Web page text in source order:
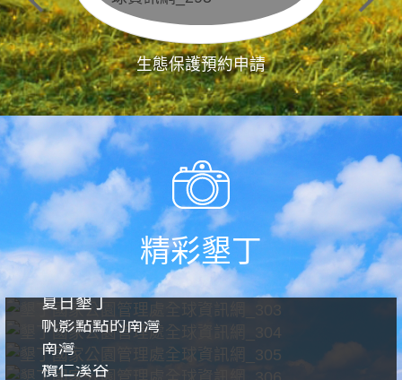
生態保護預約申請
精彩墾丁
夏日墾丁
帆影點點的南灣
南灣
欖仁溪谷